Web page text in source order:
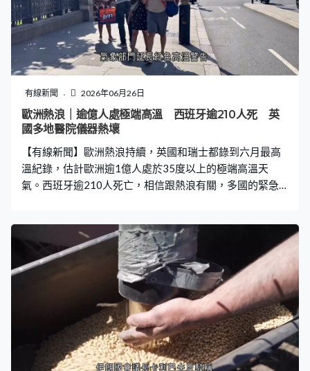
姆莊園、巴爾莫勒爾堡等私人莊園營運、個人投資，以及
帶來巨額收益的蘭開斯特公爵領地，但各項收入佔稅款的
比例，王室未有公布。白金漢宮強調公開繳稅的金額，是
要提高透明度和加強問責。 除了查理斯三世，王儲威廉亦
同步首次公開個人稅款。他在2024至25年度繳稅776萬
鎊，拆合約8千多萬港元，自成為王位第一順位繼承人以
來，累計繳稅超過2000萬鎊。 王室同時宣布，耗資約3.7
億英鎊、為期10年的白金漢宮翻新工程，將於明年完工。
有線新聞 2026年06月26日
歐洲熱浪｜逾億人處極端高溫 西班牙逾210人死 英
國多地醫院儀器熱壞
【有線新聞】歐洲熱浪持續，英國和瑞士都錄到六月最高
溫紀錄，估計歐洲逾1億人處於35度以上的極端高溫天
氣。西班牙逾210人死亡，相信跟熱浪有關，多國的緊急
度，氣象部門延長紅色高溫警告。在倫敦乘搭地鐵和巴
士，一些乘客都要用摺扇或小風扇。 酷熱天氣增加醫療壓
力，倫敦救護服務周三接到逾640宗一級緊急求助電話，
是單日最多，這類求助涉及心臟驟停、呼吸停頓等有性命
危險個案。多間醫院的醫療儀器也抵受不了高溫，部分放
射治療機、磁力共振掃描儀、資訊科技系統及冷卻裝置故
障，多地國民保健署宣布進入緊急狀態。 法國巴黎氣溫稍
為回落至40度以下，但連日破紀錄高溫下，巴黎接收的心
臟驟停個案比平常多4倍，醫院服務接近飽和。市政府擴大